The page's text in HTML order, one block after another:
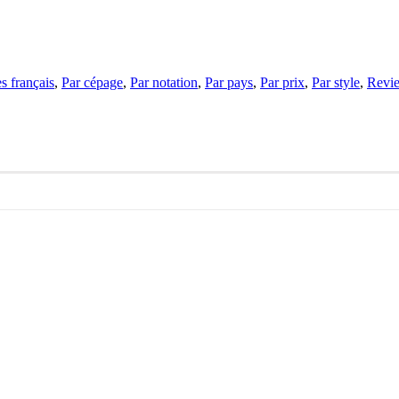
français, Par cépage, Par notation, Par pays, Par prix, Par style,